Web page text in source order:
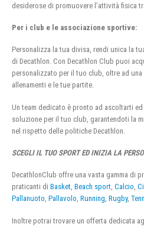
desiderose di promuovere l’attività fisica
Per i club e le associazione sportive:
Personalizza la tua divisa, rendi unica la
di Decathlon. Con Decathlon Club puoi
personalizzato per il tuo club, oltre ad
allenamenti e le tue partite.
Un team dedicato è pronto ad ascoltarti
soluzione per il tuo club, garantendoti la
nel rispetto delle politiche Decathlon.
SCEGLI IL TUO SPORT ED INIZIA LA
DecathlonClub offre una vasta gamma di
praticanti di Basket, Beach sport, Calcio,
Pallanuoto, Pallavolo, Running, Rugby,
Inoltre potrai trovare un offerta dedicata